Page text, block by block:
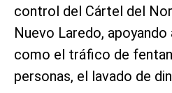
control del Cártel del
Nuevo Laredo,
como el tráfico de
personas, el lavado de